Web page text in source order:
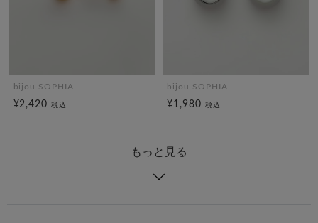
bijou SOPHIA
¥2,420税込
bijou SOPHIA
¥1,980 税込
もっと見る